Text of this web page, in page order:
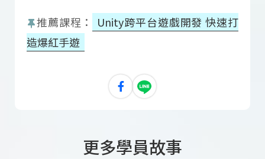
推薦課程：
Unity跨平台遊戲開發 快速打
造爆紅手遊
更多學員故事